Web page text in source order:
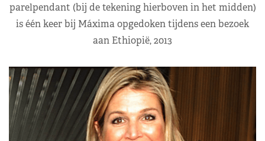
parelpendant (bij de tekening hierboven in het midden)
is één keer bij Máxima opgedoken tijdens een bezoek
aan Ethiopië, 2013